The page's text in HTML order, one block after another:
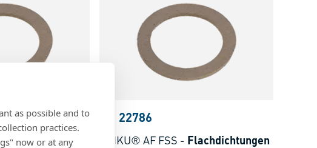
as possible and to
practices.
now or at any
Flachdichtungen
BN 22786
REIKU® AF FSS - Flachdichtungen